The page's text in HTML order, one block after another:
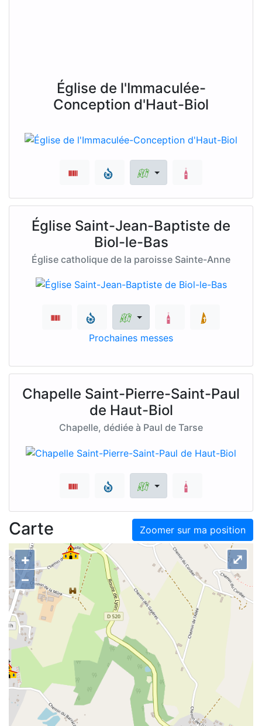
Église de l'Immaculée-
Conception d'Haut-Biol
Église Saint-Jean-Baptiste de
Biol-le-Bas
Église catholique de la paroisse Sainte-Anne
Prochaines messes
Chapelle Saint-Pierre-Saint-Paul
de Haut-Biol
Chapelle, dédiée à Paul de Tarse
Zoomer sur ma position
Carte
+
–
⤢